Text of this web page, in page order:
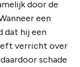
door de
een
dat hij een
verricht over
schade